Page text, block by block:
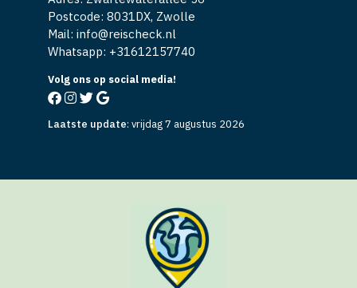
Postcode: 8031DX, Zwolle
Mail: info@reischeck.nl
Whatsapp: +31612157740
Volg ons op social media!
Laatste update: vrijdag 7 augustus 2026